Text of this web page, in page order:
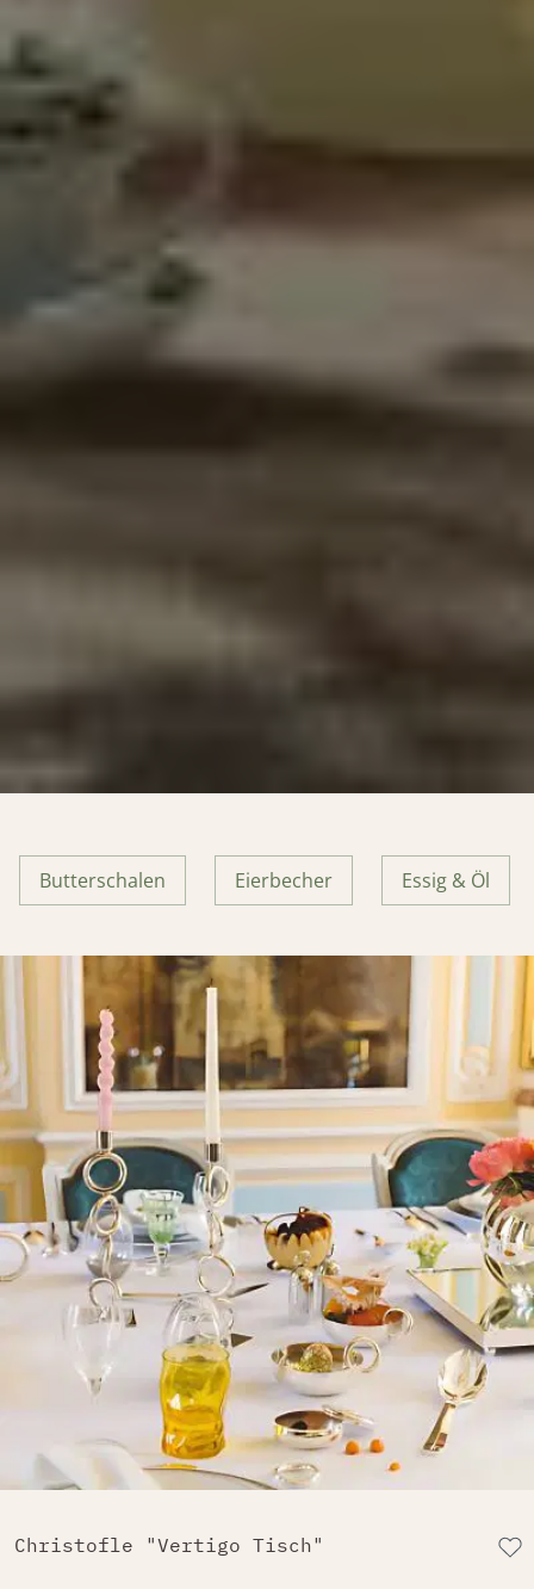
Butterschalen Eierbecher Essig & Öl
Christofle "Vertigo Tisch"